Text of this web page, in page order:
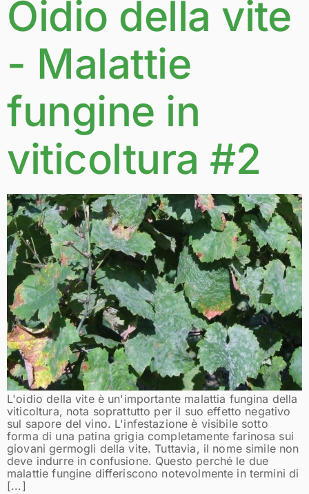
Oidio della vite
- Malattie
fungine in
viticoltura #2
L'oidio della vite è un'importante malattia fungina della
viticoltura, nota soprattutto per il suo effetto negativo
sul sapore del vino. L'infestazione è visibile sotto
forma di una patina grigia completamente farinosa sui
giovani germogli della vite. Tuttavia, il nome simile non
deve indurre in confusione. Questo perché le due
malattie fungine differiscono notevolmente in termini di
[...]